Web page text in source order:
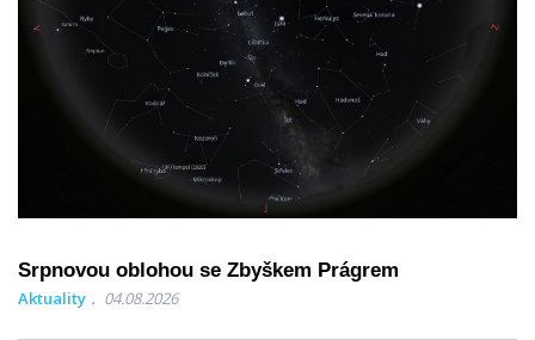
Srpnovou oblohou se Zbyškem Prágrem
Aktuality 04.08.2026